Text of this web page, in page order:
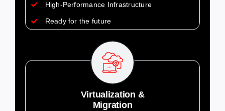
High-Performance Infrastructure
Ready for the future
Virtualization &
Migration